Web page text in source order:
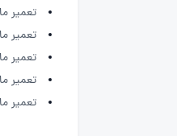
تعمیر
تعمیر
تعمیر
تعمیر
تعمیر